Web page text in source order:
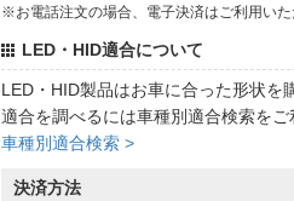
※お電話注文の場合、電子決済はご利用いた
LED・HID適合について
LED・HID製品はお車に合った形状を
適合を調べるには車種別適合検索をご
車種別適合検索 >
決済方法